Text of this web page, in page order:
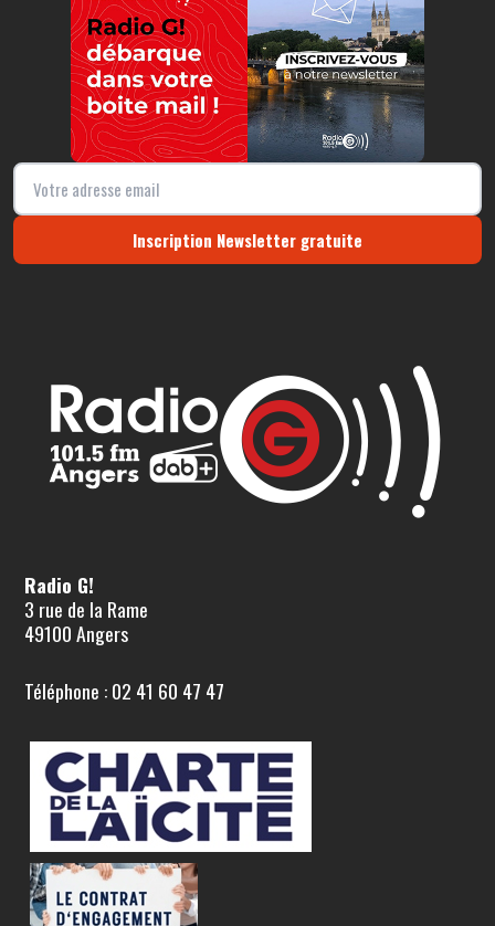
Inscription Newsletter gratuite
Radio G!
3 rue de la Rame
49100 Angers
Téléphone : 02 41 60 47 47